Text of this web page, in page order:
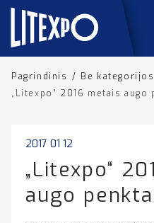
Pagrindinis / Be kategorijos
„Litexpo“ 2016 metais augo
2017 01 12
„Litexpo“
augo